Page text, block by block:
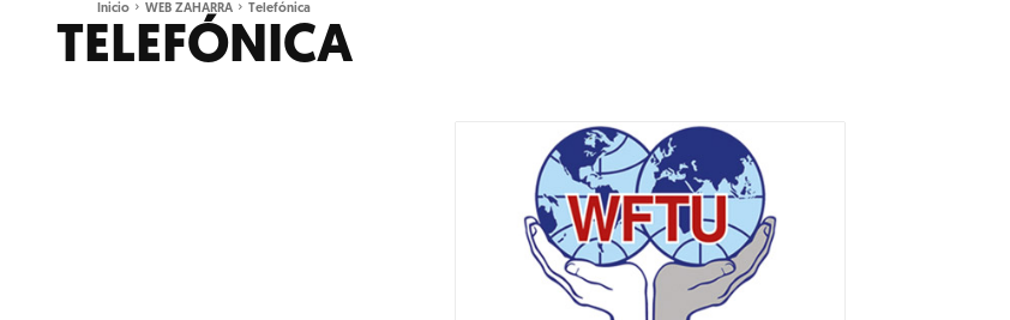
Inicio WEB ZAHARRA Telefónica
TELEFÓNICA